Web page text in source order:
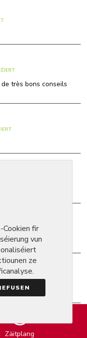
Zäitplang
très bons conseils
fir
vun
ze